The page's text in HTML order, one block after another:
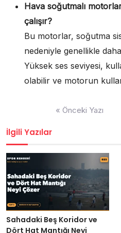
Hava soğutmalı
çalışır?
Bu motorlar, soğutma
nedeniyle genellikle
Yüksek ses seviyesi,
olabilir ve motorun
« Önceki Yazı
İlgili Yazılar
Sahadaki Beş Koridor ve
Dört Hat Mantığı Neyi